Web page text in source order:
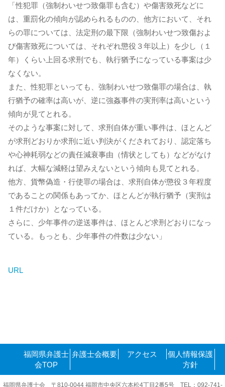
「性犯罪（強制わいせつ致傷罪も含む）や傷害致死などに
は、重罰化の傾向が認められるものの、他方において、それ
らの罪については、法定刑の最下限（強制わいせつ致傷およ
び傷害致死については、それぞれ懲役３年以上）を少し（１
年）くらい上回る求刑でも、執行猶予になっている事案は少
なくない。
また、性犯罪といっても、強制わいせつ致傷罪の場合は、執
行猶予の確率は高いが、逆に強姦事件の実刑率は高いという
傾向が見てとれる。
そのような事案に対して、求刑自体が重い事件は、ほとんど
が求刑どおりか求刑に近い判決がくだされており、認定落ち
や心神耗弱などの責任減衰事由（情状としても）などがなけ
れば、大幅な減軽は望みえないという傾向も見てとれる。
他方、貨幣偽造・行使罪の場合は、求刑自体が懲役３年程度
であることの関係もあってか、ほとんどが執行猶予（実刑は
１件だけか）となっている。
さらに、少年事件の逆送事件は、ほとんど求刑どおりになっ
ている。もっとも、少年事件の件数は少ない」
URL
福岡県弁護士
会TOP
弁護士会概要 アクセス
個人情報保護
方針
福岡県弁護士会 〒810-0044 福岡市中央区六本松4丁目2番5号 TEL：092-741-